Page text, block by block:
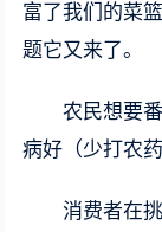
富了我们的菜
题它又来了。
农民想要
病好（少打农
消费者在